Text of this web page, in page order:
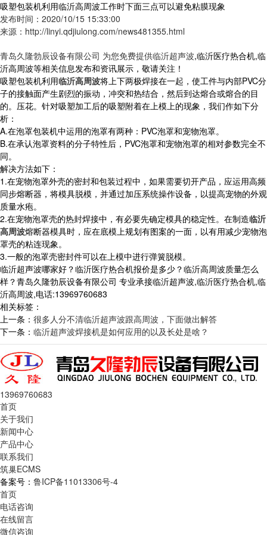
吸塑包装机利用临沂高周波工作时下面三点可以避免粘膜现象
发布时间：2020/10/15 15:33:00
来源：http://linyi.qdjiulong.com/news481355.html
青岛久隆勃辰设备有限公司 为您免费提供临沂超声波,临沂医疗热合机,临
沂高周波等相关信息发布和资讯展示，敬请关注！
吸塑包装机利用临沂高周波将上下两极焊接在一起，使工件与内部PVC分
子的接触面产生剧烈的振动，冲突和热结合，然后到达熔合或熔合的目
的。压花。针对吸塑加工后的吸塑附着在上模上的现象，我们作如下分
析：
A.在泡罩包装机中运用的泡罩有两种：PVC泡罩和宠物泡罩。
B.在承认泡罩资料的分子特性后，PVC泡罩和宠物泡罩的相对参数完全不
同。
解决方法如下：
1.在宠物泡罩外壳的密封和包装过程中，如果需要切开产品，应运用高频
同步熔断器，将模具脱模，并通过加压系统操作设备，以提高宠物的外观
质量水疱。
2.在宠物泡罩壳的热封焊接中，有必要先确定模具的稳定性。在制造临沂
高周波熔断器模具时，应在底模上规划有图案的一面，以有用减少宠物泡
罩壳的粘连现象。
3.一般的泡罩壳密封件可以在上模中进行弹簧脱模。
临沂超声波哪家好？临沂医疗热合机报价是多少？临沂高周波质量怎么
样？青岛久隆勃辰设备有限公司 专业承接临沂超声波,临沂医疗热合机,临
沂高周波,电话:13969760683
相关标签：
上一条： 很多人分不清临沂超声波跟高周波，下面做出解答
下一条： 临沂超声波焊接机是如何应用的以及长处是啥？
13969760683
首页
关于我们
新闻中心
产品中心
联系我们
筑巢ECMS
备案号： 鲁ICP备11013306号-4
首页
电话咨询
在线留言
微信咨询